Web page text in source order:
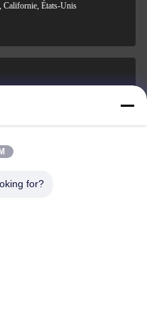
Californie, États-Unis
for?